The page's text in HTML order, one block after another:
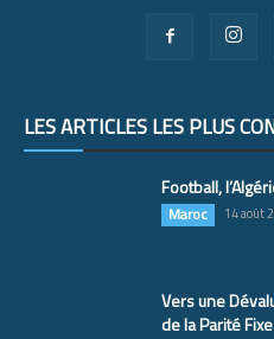
LES ARTICLES LES PLUS
Football,
Maroc 14 août
Vers une
de la Parité